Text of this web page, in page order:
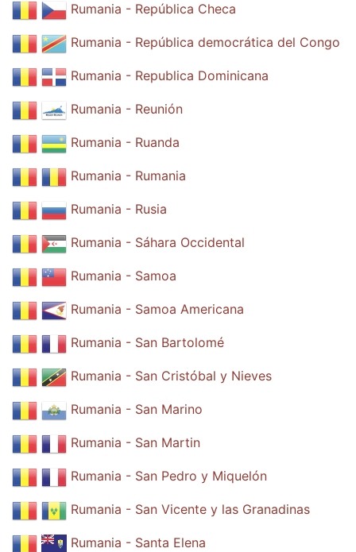
Rumania - República Checa
Rumania - República democrática del Congo
Rumania - Republica Dominicana
Rumania - Reunión
Rumania - Ruanda
Rumania - Rumania
Rumania - Rusia
Rumania - Sáhara Occidental
Rumania - Samoa
Rumania - Samoa Americana
Rumania - San Bartolomé
Rumania - San Cristóbal y Nieves
Rumania - San Marino
Rumania - San Martin
Rumania - San Pedro y Miquelón
Rumania - San Vicente y las Granadinas
Rumania - Santa Elena